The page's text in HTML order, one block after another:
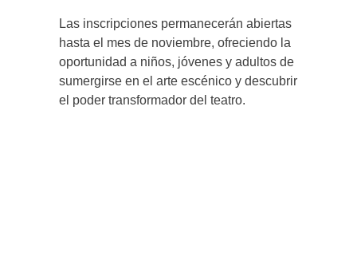
Las inscripciones permanecerán abiertas
hasta el mes de noviembre, ofreciendo la
oportunidad a niños, jóvenes y adultos de
sumergirse en el arte escénico y descubrir
el poder transformador del teatro.